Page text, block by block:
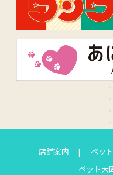
店舗案内 ペッ
ペット大